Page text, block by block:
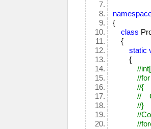
{
class
{
static
{
//
//
//{
//
//}
//
//